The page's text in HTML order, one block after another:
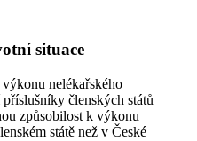
situace
nelékařského
členských států
způsobilost k výkonu
státě než v České